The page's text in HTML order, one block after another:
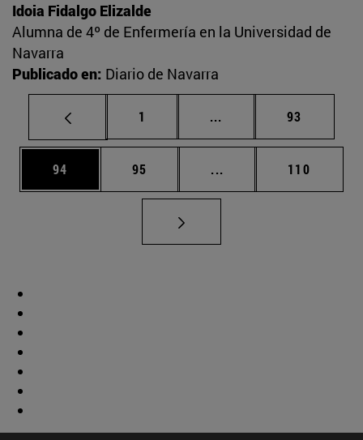
Idoia Fidalgo Elizalde
Alumna de 4º de Enfermería en la Universidad de
Navarra
Publicado en: Diario de Navarra
Página
1 ... Páginas intermedias
Página
93
Página
94 Página
95 ... Páginas intermedias
Página
110